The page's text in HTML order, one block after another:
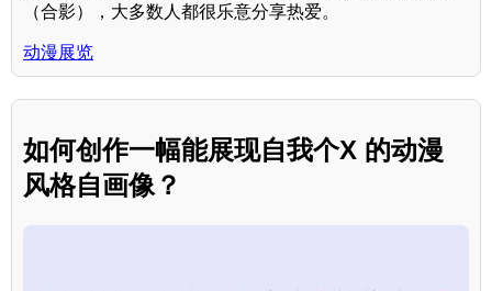
（合影），大多数人都很乐意分享热爱。
动漫展览
如何创作一幅能展现自我个X 的动漫
风格自画像？